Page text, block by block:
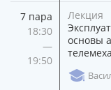
7 пара
18:30
—
19:50
Лекция
основы